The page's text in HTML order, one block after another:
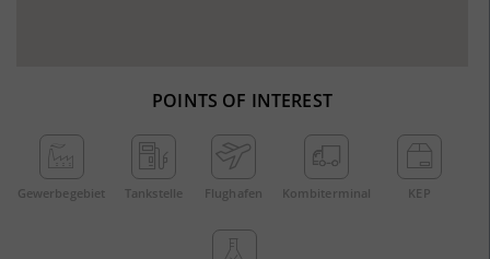
POINTS OF INTEREST
Gewerbe­gebiet Tankstelle Flughafen Kombi­terminal KEP